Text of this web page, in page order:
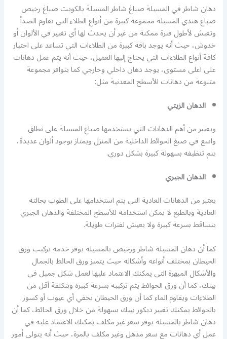
دهان شاطر في المسيلة صباغ شاطر المسيلة بالكويت صباغ رخيص
صباغ هندي المسيلة مجموعة كبيرة من أنواع الطلاء التي تقاوم الصدأ
وتعيش لأطول فترة ممكنة من غير أن يحدث لها أي تغيير في الألوان أو
خدوش، حيث أنه يوجد باقة كبيرة من الطلاءات التي تساعد على اختيار
كافة أنواع الطلاءات التي يحتاج إليها العميل، حيث أنه يتم عمل دهانات
على اعلى مستوى، يوجد دهان داخلي وخارجي كما يتوافر مجموعة
متنوعة من دهانات الأسطح المعدنية مثل:
الدهان الزيتي
ويعتبر من أهم الدهانات التي يستخدمها صباغ المسيلة على نطاق
واسع في صبغ الحوائط الداخلية من المنزل ويمتاز بوجود ألوان عديدة،
يتم تنظيفه بسهولة كبيرة بشكل دوري.
الدهان الجيري
يعتبر من الدهانات العادية التي يتم استخدامها على الطوب بحالته
العادية وبالطبع لا يمكن استخدامه للأسطح المختلفة والدهان الجيري
يتساقط بسرعة كبيرة ولا يعيش لفترات طويلة.
كما أن دهان المسيلة شاطر ورخيص بالمسيلة يوفر خدمه تركيب ورق
الحيطان بمختلف أنواعه وأشكاله حيث يتميز ورق الحائط بالجمال
والأشكال المبهرة التي يمكنك الاعتماد عليها لعمل شكل جميل في
بيتك، كما أن ورق الحوائط يتم تركيبه بسرعة كبيرة وبتكلفة أقل من
الطلاءات ويقاوم الماء كما أن ورق الحيطان يخفي أي عيوب أو كسور
بالحوائط يمكنك تغيير ديكور بيتك بسهولة من خلال ورق الحائط، كما أن
دهان شاطر بالمسيلة يوفر سعر غير مكلف يمكنك الاعتماد عليه في
عمل أي دهانات مع سعر مذهل وغير مكلف بالمرة، حيث أنه يتولى أمور